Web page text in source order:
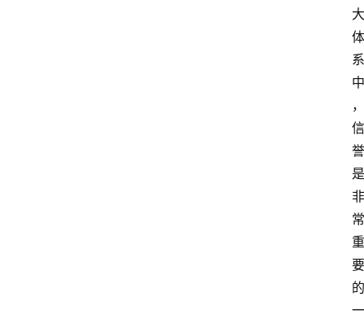
大
体
系
中
，
信
誉
是
非
常
重
要
的
一